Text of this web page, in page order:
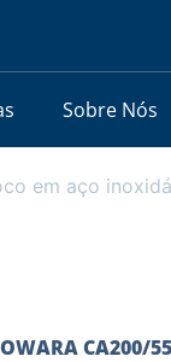
Sobre Nós
em aço
CA200/